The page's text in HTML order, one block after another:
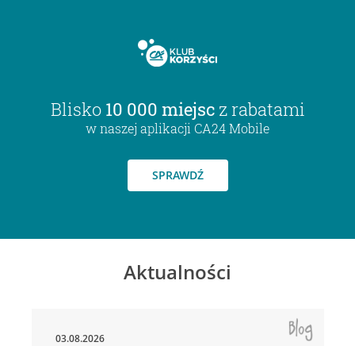
Blisko 10 000 miejsc z rabatami
w naszej aplikacji CA24 Mobile
SPRAWDŹ
Aktualności
03.08.2026